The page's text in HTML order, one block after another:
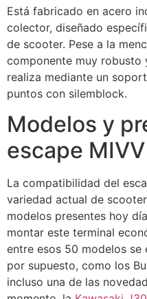
Está fabricado en acero
colector, diseñado
de scooter. Pese a la
componente muy robusto
realiza mediante un
puntos con silemblock.
Modelos y
escape
La compatibilidad del
variedad actual de
modelos presentes hoy
montar este terminal
entre esos 50 modelos se
por supuesto, como los
incluso una de las